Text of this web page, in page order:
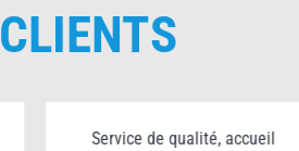
CLIENTS
Service de qualité, accueil